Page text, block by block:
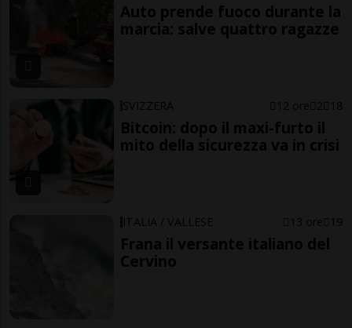
Auto prende fuoco durante la
marcia: salve quattro ragazze
SVIZZERA 12 ore 2 18
Bitcoin: dopo il maxi-furto il
mito della sicurezza va in crisi
ITALIA / VALLESE 13 ore 19
Frana il versante italiano del
Cervino